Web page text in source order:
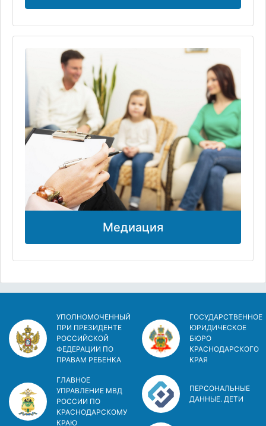
Медиация
УПОЛНОМОЧЕННЫЙ
ПРИ ПРЕЗИДЕНТЕ
РОССИЙСКОЙ
ФЕДЕРАЦИИ ПО
ПРАВАМ РЕБЕНКА
ГЛАВНОЕ
УПРАВЛЕНИЕ МВД
РОССИИ ПО
КРАСНОДАРСКОМУ
КРАЮ
ГОСУДАРСТВЕННОЕ
ЮРИДИЧЕСКОЕ
БЮРО
КРАСНОДАРСКОГО
КРАЯ
ПЕРСОНАЛЬНЫЕ
ДАННЫЕ. ДЕТИ